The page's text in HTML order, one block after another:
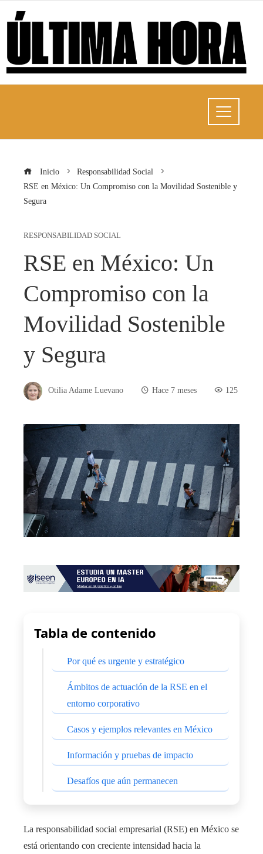
Inicio
Responsabilidad Social
RSE en México: Un Compromiso con la Movilidad Sostenible y
Segura
RESPONSABILIDAD SOCIAL
RSE en México: Un
Compromiso con la
Movilidad Sostenible
y Segura
Otilia Adame Luevano Hace 7 meses 125
Tabla de contenido
Por qué es urgente y estratégico
Ámbitos de actuación de la RSE en el
entorno corporativo
Casos y ejemplos relevantes en México
Información y pruebas de impacto
Desafíos que aún permanecen
La responsabilidad social empresarial (RSE) en México se
está orientando con creciente intensidad hacia la